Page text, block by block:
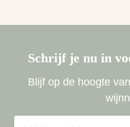
Schrijf je nu in
Blijf op de hoogte